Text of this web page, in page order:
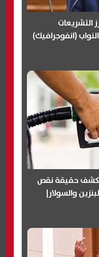
التشريعات
(انفوجرافيك)
يكشف حقيقة نقص
والسولار|